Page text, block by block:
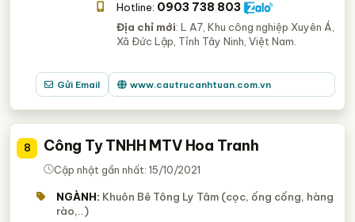
Hotline: 0903 738 803
Địa chỉ mới: L A7, Khu công nghiệp Xuyên Á,
Xã Đức Lập, Tỉnh Tây Ninh, Việt Nam.
Gửi Email www.cautrucanhtuan.com.vn
8 Công Ty TNHH MTV Hoa Tranh
Cập nhật gần nhất: 15/10/2021
NGÀNH: Khuôn Bê Tông Ly Tâm (cọc, ống cống, hàng
rào,..)